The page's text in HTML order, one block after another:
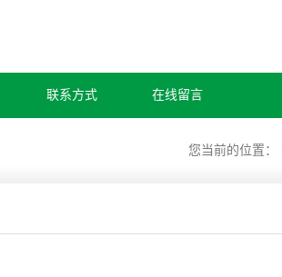
联系方式 在线留言
您当前的位置：